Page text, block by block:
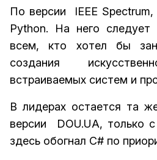
По версии IEEE
Python. На него следует
всем, кто хотел бы
создания
встраиваемых систем и
В лидерах остается та
версии DOU.UA, только
здесь обогнал C# по